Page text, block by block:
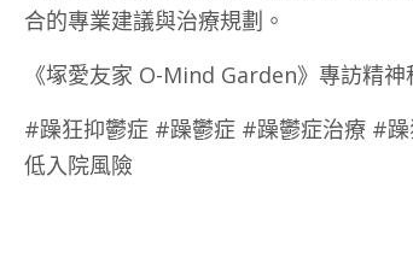
合的專業建議與治療規劃。
《塚愛友家 O-Mind Garden》專訪精
#躁狂抑鬱症 #躁鬱症 #躁鬱症治療 #
低入院風險